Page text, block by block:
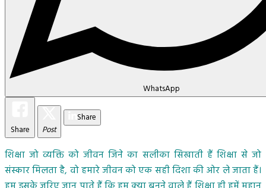
WhatsApp
Share Post
Share
शिक्षा जो व्यक्ति को जीवन जिने का सलीका सिखाती हैं शिक्षा से जो
संस्कार मिलता है, वो हमारे जीवन को एक सही दिशा की ओर ले जाता हैं।